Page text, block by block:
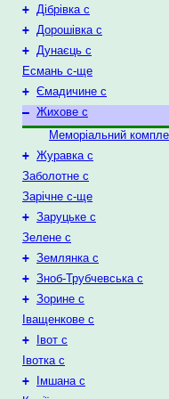
+ Дібрівка с
+ Дорошівка с
+ Дунаєць с
Есмань с-ще
+ Ємадичине с
– Жихове с
Меморіальний
+ Журавка с
Заболотне с
Зарічне с-ще
+ Заруцьке с
Зелене с
+ Землянка с
+ Зноб-Трубчевська с
+ Зорине с
Іващенкове с
+
Івот с
Івотка с
+
Імшана с